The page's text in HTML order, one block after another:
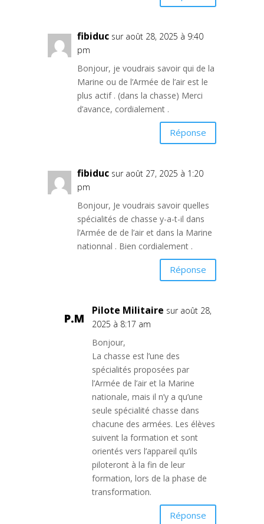
fibiduc sur août 28, 2025 à 9:40
pm
Bonjour, je voudrais savoir qui de la
Marine ou de l’Armée de l’air est le
plus actif . (dans la chasse) Merci
d’avance, cordialement .
Réponse
fibiduc sur août 27, 2025 à 1:20
pm
Bonjour, Je voudrais savoir quelles
spécialités de chasse y-a-t-il dans
l’Armée de de l’air et dans la Marine
nationnal . Bien cordialement .
Réponse
Pilote Militaire sur août 28,
2025 à 8:17 am
Bonjour,
La chasse est l’une des
spécialités proposées par
l’Armée de l’air et la Marine
nationale, mais il n’y a qu’une
seule spécialité chasse dans
chacune des armées. Les élèves
suivent la formation et sont
orientés vers l’appareil qu’ils
piloteront à la fin de leur
formation, lors de la phase de
transformation.
Réponse